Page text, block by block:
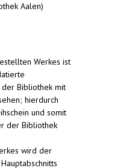
Aalen)
Werkes ist
Bibliothek mit
hierdurch
und somit
der Bibliothek
wird der